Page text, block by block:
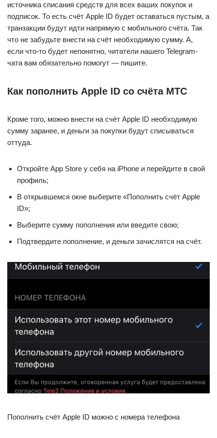
источника списания средств для всех ваших покупок и
подписок. То есть счёт Apple ID будет оставаться пустым, а
транзакции будут идти напрямую с мобильного счёта. Так
что не забудьте внести на счёт необходимую сумму. А,
если что-то будет непонятно, читатели нашего Telegram-
чата вам обязательно помогут — пишите.
Как пополнить Apple ID со счёта МТС
Кроме того, можно внести на счёт Apple ID необходимую
сумму заранее, и деньги за покупки будут списываться
оттуда.
Откройте App Store у себя на iPhone и перейдите в свой
профиль;
В открывшемся окне выберите «Пополнить счёт Apple
ID»;
Выберите сумму пополнения или введите свою;
Подтвердите пополнение, и деньги зачислятся на счёт.
Пополнить счёт Apple ID можно с номера телефона